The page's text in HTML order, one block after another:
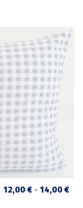
12,00 € - 14,00 €